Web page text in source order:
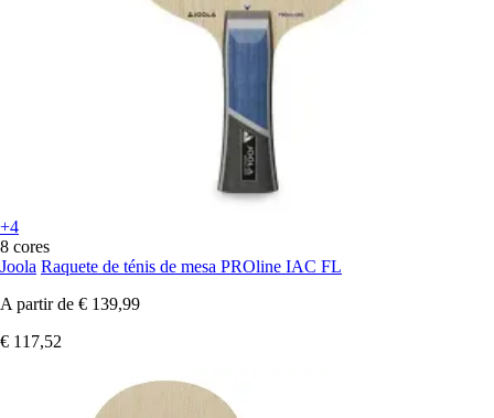
+4
8 cores
Joola Raquete de ténis de mesa PROline IAC FL
A partir de € 139,99
€ 117,52